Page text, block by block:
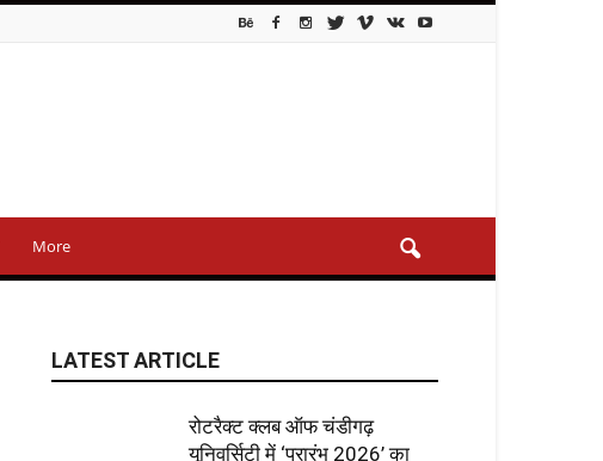
More
LATEST ARTICLE
रोटरैक्ट क्लब ऑफ चंडीगढ़
यूनिवर्सिटी में ‘प्रारंभ 2026’ का